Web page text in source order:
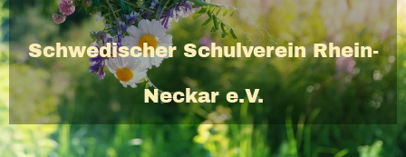
Schwedischer Schulverein Rhein-
Neckar e.V.